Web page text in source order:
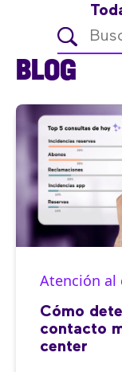
BLOG
Atención al
Cómo
contacto
center